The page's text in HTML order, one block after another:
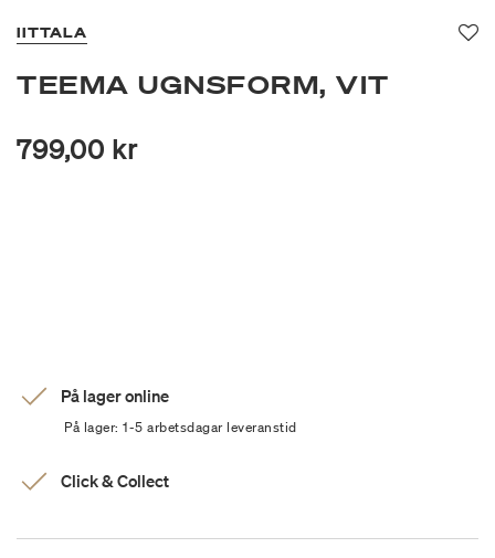
IITTALA
TEEMA UGNSFORM, VIT
799,00 kr
På lager online
På lager: 1-5 arbetsdagar leveranstid
Click & Collect